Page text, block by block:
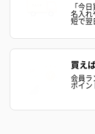
「今
名入れ
短で翌
買え
会員ラ
ポイン